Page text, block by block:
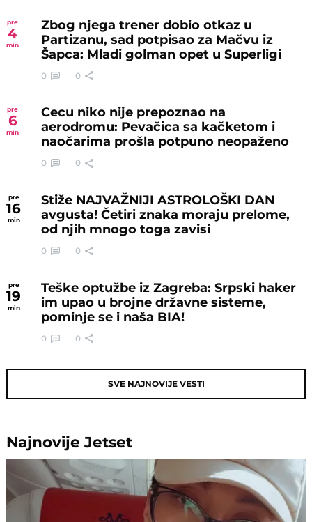
pre
4
min
Zbog njega trener dobio otkaz u
Partizanu, sad potpisao za Mačvu iz
Šapca: Mladi golman opet u Superligi
0 0
pre
6
min
Cecu niko nije prepoznao na
aerodromu: Pevačica sa kačketom i
naočarima prošla potpuno neopaženo
0 0
pre
16
min
Stiže NAJVAŽNIJI ASTROLOŠKI DAN
avgusta! Četiri znaka moraju prelome,
od njih mnogo toga zavisi
0 0
pre
19
min
Teške optužbe iz Zagreba: Srpski haker
im upao u brojne državne sisteme,
pominje se i naša BIA!
0 0
SVE NAJNOVIJE VESTI
NajnovijeJetset